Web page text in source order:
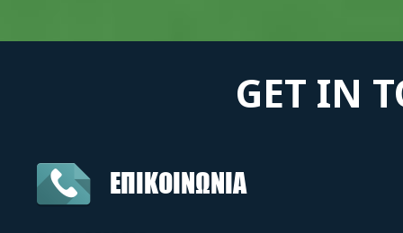
GET IN
ΕΠΙΚΟΙΝΩΝΙΑ